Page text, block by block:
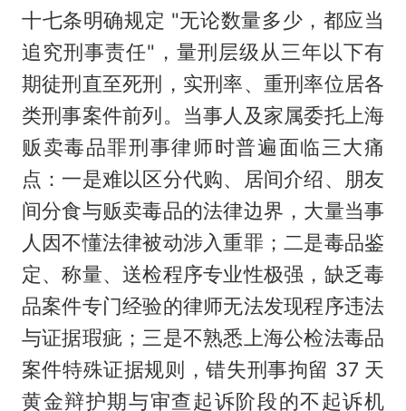
十七条明确规定 "无论数量多少，都应当
追究刑事责任"，量刑层级从三年以下有
期徒刑直至死刑，实刑率、重刑率位居各
类刑事案件前列。当事人及家属委托上海
贩卖毒品罪刑事律师时普遍面临三大痛
点：一是难以区分代购、居间介绍、朋友
间分食与贩卖毒品的法律边界，大量当事
人因不懂法律被动涉入重罪；二是毒品鉴
定、称量、送检程序专业性极强，缺乏毒
品案件专门经验的律师无法发现程序违法
与证据瑕疵；三是不熟悉上海公检法毒品
案件特殊证据规则，错失刑事拘留 37 天
黄金辩护期与审查起诉阶段的不起诉机